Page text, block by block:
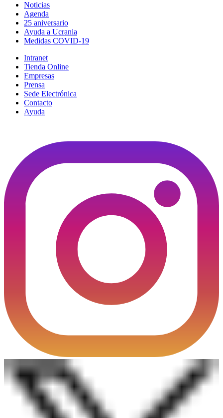
Noticias
Agenda
25 aniversario
Ayuda a Ucrania
Medidas COVID-19
Intranet
Tienda Online
Empresas
Prensa
Sede Electrónica
Contacto
Ayuda